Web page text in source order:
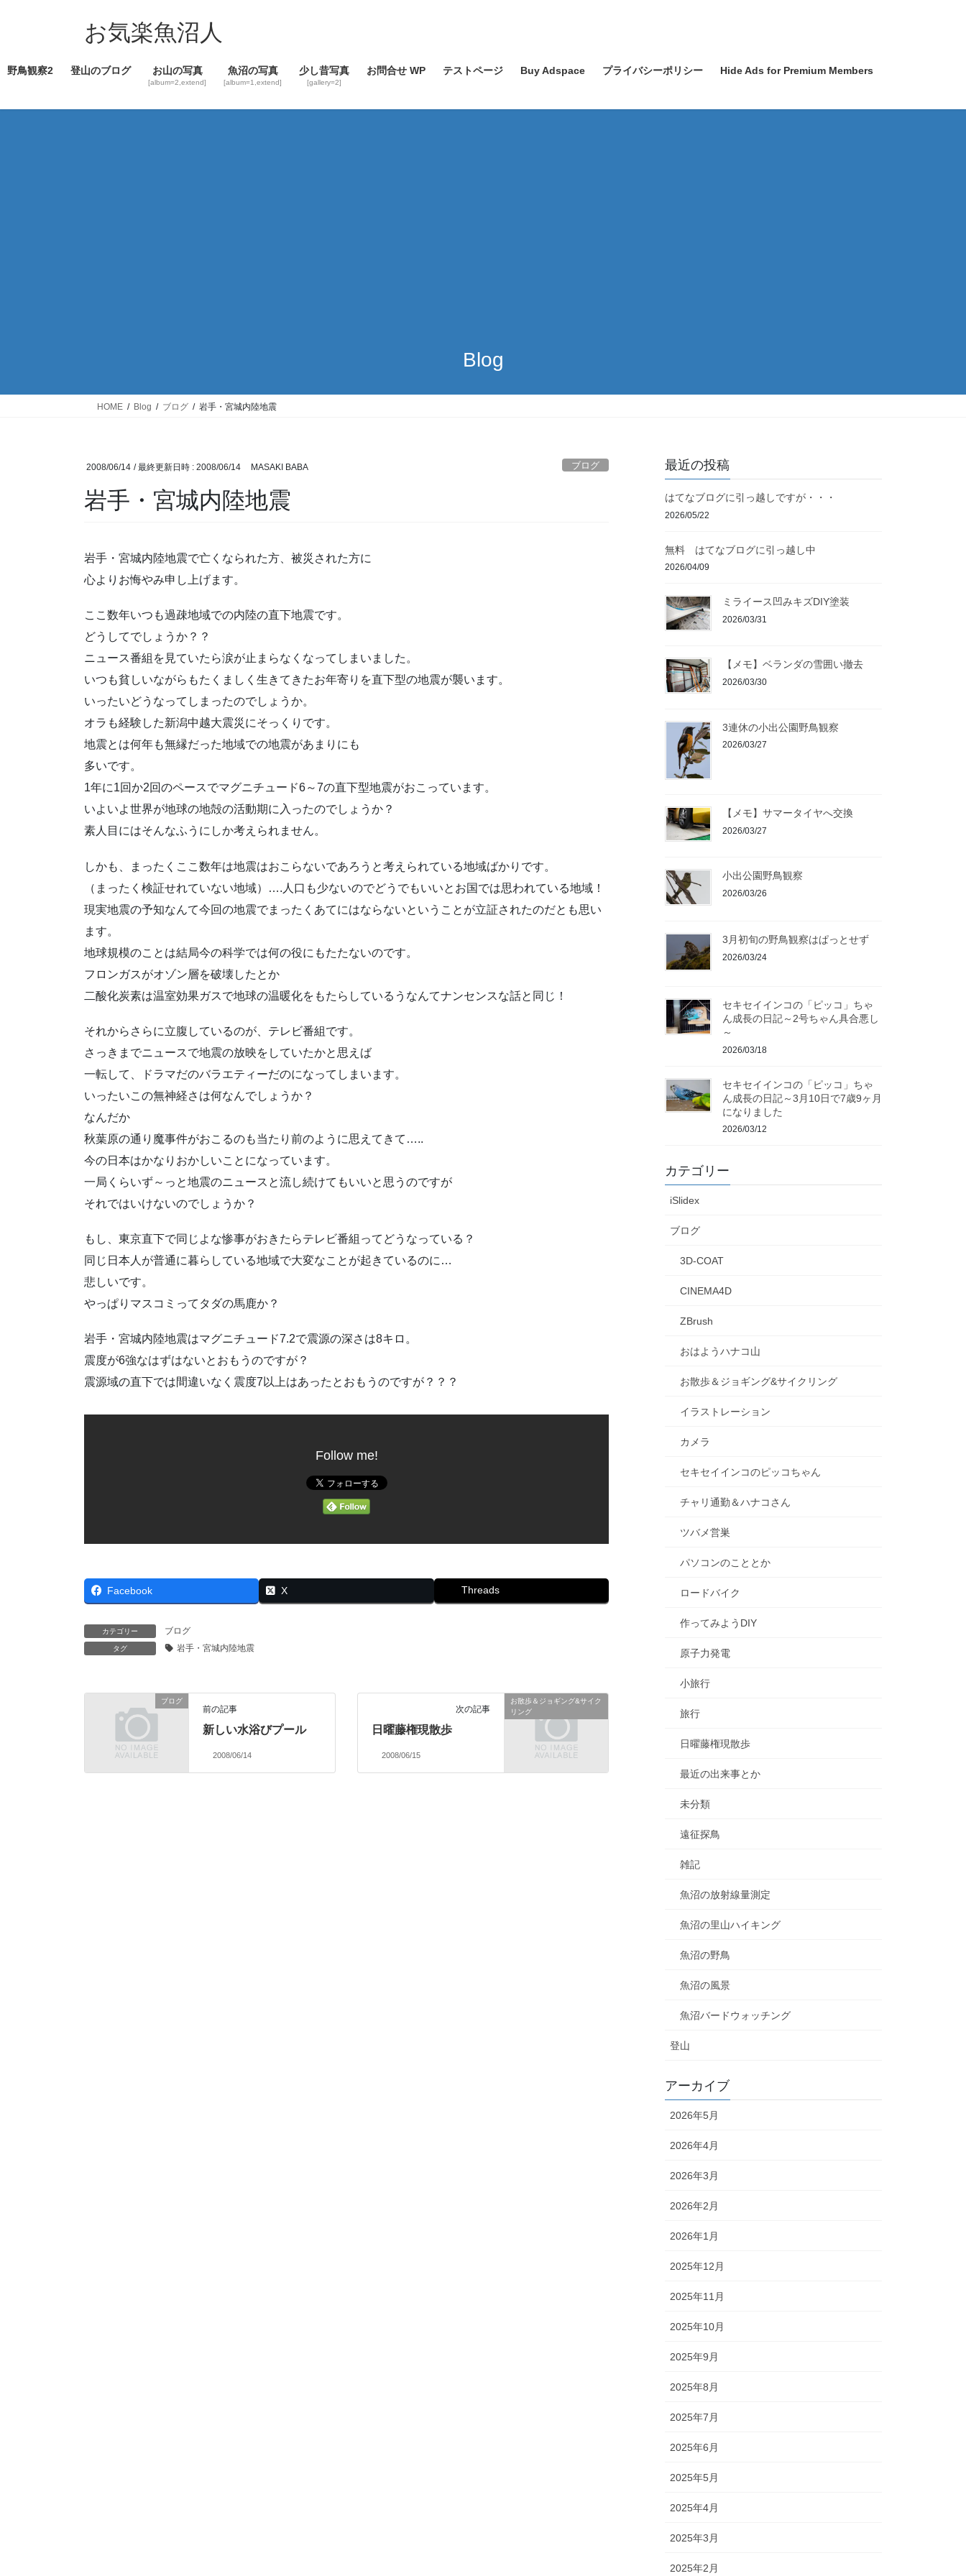
ツ
ス
シ
ン
お気楽魚沼人
野鳥観察2 登山のブログ お山の写真
[album=2,extend]
魚沼の写真
[album=1,extend]
少し昔写真
[gallery=2]
お問合せ WP テストページ Buy Adspace プライバシーポリシー Hide Ads for Premium Members
Blog
HOME Blog ブログ 岩手・宮城内陸地震
2008/06/14 / 最終更新日時 : 2008/06/14 MASAKI BABA ブログ
岩手・宮城内陸地震
岩手・宮城内陸地震で亡くなられた方、被災された方に
心よりお悔やみ申し上げます。
ここ数年いつも過疎地域での内陸の直下地震です。
どうしてでしょうか？？
ニュース番組を見ていたら涙が止まらなくなってしまいました。
いつも貧しいながらもたくましく生きてきたお年寄りを直下型の地震が襲います。
いったいどうなってしまったのでしょうか。
オラも経験した新潟中越大震災にそっくりです。
地震とは何年も無縁だった地域での地震があまりにも
多いです。
1年に1回か2回のペースでマグニチュード6～7の直下型地震がおこっています。
いよいよ世界が地球の地殻の活動期に入ったのでしょうか？
素人目にはそんなふうにしか考えられません。
しかも、まったくここ数年は地震はおこらないであろうと考えられている地域ばかりです。
（まったく検証せれていない地域）….人口も少ないのでどうでもいいとお国では思われている地域！
現実地震の予知なんて今回の地震でまったくあてにはならないということが立証されたのだとも思い
ます。
地球規模のことは結局今の科学では何の役にもたたないのです。
フロンガスがオゾン層を破壊したとか
二酸化炭素は温室効果ガスで地球の温暖化をもたらしているうなんてナンセンスな話と同じ！
それからさらに立腹しているのが、テレビ番組です。
さっきまでニュースで地震の放映をしていたかと思えば
一転して、ドラマだのバラエティーだのになってしまいます。
いったいこの無神経さは何なんでしょうか？
なんだか
秋葉原の通り魔事件がおこるのも当たり前のように思えてきて…..
今の日本はかなりおかしいことになっています。
一局くらいず～っと地震のニュースと流し続けてもいいと思うのですが
それではいけないのでしょうか？
もし、東京直下で同じよな惨事がおきたらテレビ番組ってどうなっている？
同じ日本人が普通に暮らしている地域で大変なことが起きているのに…
悲しいです。
やっぱりマスコミってタダの馬鹿か？
岩手・宮城内陸地震はマグニチュード7.2で震源の深さは8キロ。
震度が6強なはずはないとおもうのですが？
震源域の直下では間違いなく震度7以上はあったとおもうのですが？？？
Follow me!
Facebook X Threads
カテゴリー ブログ
タグ 岩手・宮城内陸地震
ブログ
前の記事
新しい水浴びプール
2008/06/14
お散歩＆ジョギング&サイク
リング
次の記事
日曜藤権現散歩
2008/06/15
最近の投稿
はてなブログに引っ越しですが・・・
2026/05/22
無料 はてなブログに引っ越し中
2026/04/09
ミライース凹みキズDIY塗装
2026/03/31
【メモ】ベランダの雪囲い撤去
2026/03/30
3連休の小出公園野鳥観察
2026/03/27
【メモ】サマータイヤへ交換
2026/03/27
小出公園野鳥観察
2026/03/26
3月初旬の野鳥観察はぱっとせず
2026/03/24
セキセイインコの「ピッコ」ちゃ
ん成長の日記～2号ちゃん具合悪し
～
2026/03/18
セキセイインコの「ピッコ」ちゃ
ん成長の日記～3月10日で7歳9ヶ月
になりました
2026/03/12
カテゴリー
iSlidex
ブログ
3D-COAT
CINEMA4D
ZBrush
おはようハナコ山
お散歩＆ジョギング&サイクリング
イラストレーション
カメラ
セキセイインコのピッコちゃん
チャリ通勤＆ハナコさん
ツバメ営巣
パソコンのこととか
ロードバイク
作ってみようDIY
原子力発電
小旅行
旅行
日曜藤権現散歩
最近の出来事とか
未分類
遠征探鳥
雑記
魚沼の放射線量測定
魚沼の里山ハイキング
魚沼の野鳥
魚沼の風景
魚沼バードウォッチング
登山
アーカイブ
2026年5月
2026年4月
2026年3月
2026年2月
2026年1月
2025年12月
2025年11月
2025年10月
2025年9月
2025年8月
2025年7月
2025年6月
2025年5月
2025年4月
2025年3月
2025年2月